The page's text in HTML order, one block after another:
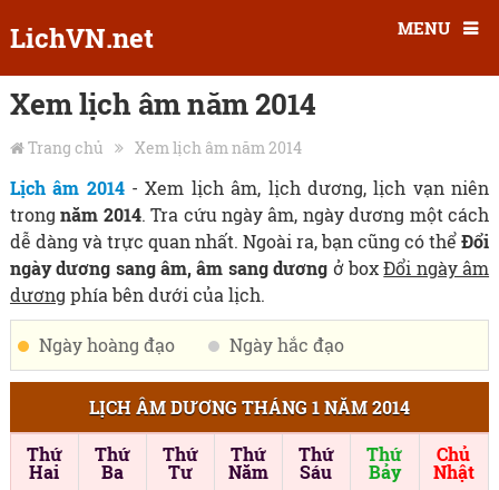
LichVN.net MENU
Xem lịch âm năm 2014
Trang chủ Xem lịch âm năm 2014
Lịch âm 2014- Xem lịch âm, lịch dương, lịch vạn niên
trongnăm 2014. Tra cứu ngày âm, ngày dương một cách
dễ dàng và trực quan nhất. Ngoài ra, bạn cũng có thểĐổi
ngày dương sang âm, âm sang dương ở boxĐổi ngày âm
dương phía bên dưới của lịch.
Ngày hoàng đạo Ngày hắc đạo
LỊCH ÂM DƯƠNG THÁNG 1 NĂM 2014
Thứ
Hai
Thứ
Ba
Thứ
Tư
Thứ
Năm
Thứ
Sáu
Thứ
Bảy
Chủ
Nhật